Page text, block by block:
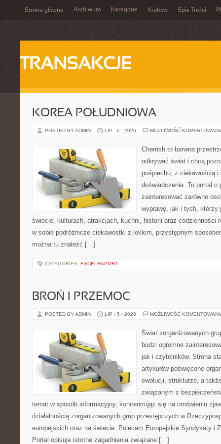
Strona główna Archiwum Kategorie Kraków Spis Treści
TRANSAKCJE
KOREA POŁUDNIOWA
POSTED BY ADMIN LIP - 6 - 2026 MOŻLIWOŚĆ
Cherrish to barwna
odkrywać świat i chcą
pośpiechu, z ciekawością i
doświadczenia. To portal o
zainteresować zarówno
wyprawę, jak i tych, którzy
świecie, kulturach, atrakcjach, kuchni, historii oraz codzienności
w sobie podróżnicze ciekawostki z lekkim, przystępnym
można tu znaleźć […]
CATEGORIES: EXCELRAPORT
BROŃ I PRZEMOC
POSTED BY ADMIN LIP - 5 - 2026 MOŻLIWOŚĆ
Świat zorganizowanych
budzi ogromne
jak i czytelników. Strona
artykułów poświęcone
ewolucji, strukturze, a
związanym z
temat w sposób informacyjny, koncentrując się na omówieniu
działalnością zorganizowanych grup przestępczych w
europejskich oraz na świecie. Polecam Europejskie Syndykaty i
Portal opisuje istotne zagadnienia związane […]